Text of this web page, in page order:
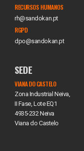
RECURSOS HUMANOS
rh@sandokan.pt
RGPD
dpo@sandokan.pt
SEDE
VIANA DO CASTELO
Zona Industrial Neiva,
II Fase, Lote EQ1
4935-232 Neiva
Viana do Castelo